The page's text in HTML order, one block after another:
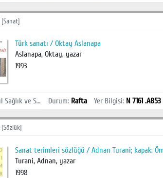
Türk sanatı / Oktay Aslanapa
Aslanapa, Oktay, yazar
1993
İstanbul Sağlık ve Sosyal Bilimler MYO Kütüphanesi Durum: Rafta Yer Bilgisi: N 7161 .A853
Sanat terimleri sözlüğü / Adnan Turani; kapak:
Turani, Adnan, yazar
1998